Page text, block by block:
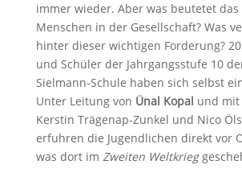
immer wieder. Aber was beutetet
Menschen in der Gesellschaft? Was
hinter dieser wichtigen Forderung?
und Schüler der Jahrgangsstufe 10
Sielmann-Schule haben sich selbst
Unter Leitung von Ünal Kopal und mit
Kerstin Trägenap-Zunkel und Nico
erfuhren die Jugendlichen direkt vor
was dort im Zweiten Weltkrieg